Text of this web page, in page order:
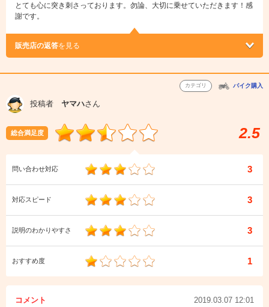
とても心に突き刺さっております。勿論、大切に乗せていただきます！感
謝です。
販売店の返答を見る
カテゴリ バイク購入
投稿者 ヤマハさん
総合満足度 2.5
問い合わせ対応 3
対応スピード 3
説明のわかりやすさ 3
おすすめ度 1
コメント 2019.03.07 12:01